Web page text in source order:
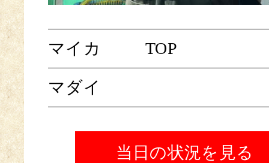
マイカ TOP
マダイ
当日の状況を見る